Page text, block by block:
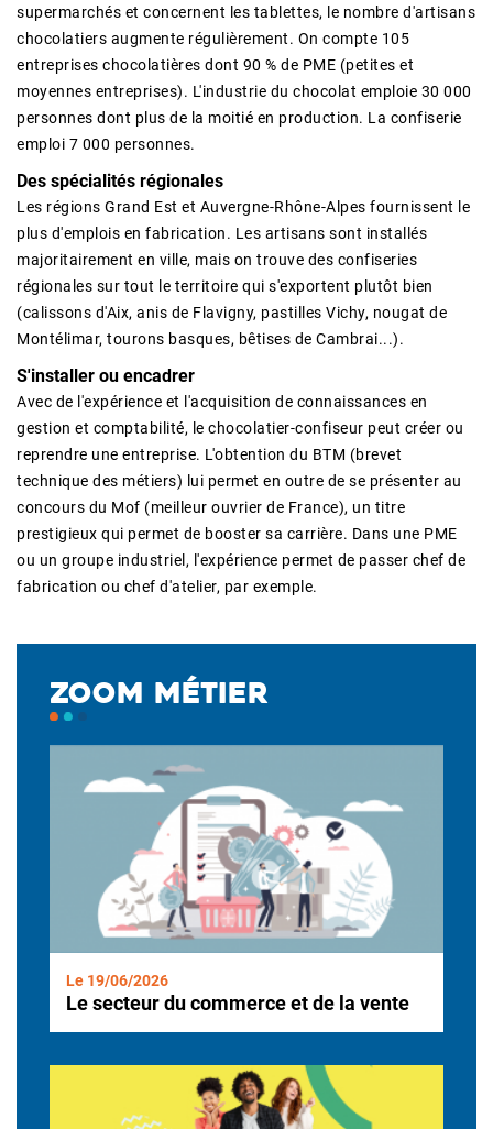
supermarchés et concernent les tablettes, le nombre d'artisans
chocolatiers augmente régulièrement. On compte 105
entreprises chocolatières dont 90 % de PME (petites et
moyennes entreprises). L'industrie du chocolat emploie 30 000
personnes dont plus de la moitié en production. La confiserie
emploi 7 000 personnes.
Des spécialités régionales
Les régions Grand Est et Auvergne-Rhône-Alpes fournissent le
plus d'emplois en fabrication. Les artisans sont installés
majoritairement en ville, mais on trouve des confiseries
régionales sur tout le territoire qui s'exportent plutôt bien
(calissons d'Aix, anis de Flavigny, pastilles Vichy, nougat de
Montélimar, tourons basques, bêtises de Cambrai...).
S'installer ou encadrer
Avec de l'expérience et l'acquisition de connaissances en
gestion et comptabilité, le chocolatier-confiseur peut créer ou
reprendre une entreprise. L'obtention du BTM (brevet
technique des métiers) lui permet en outre de se présenter au
concours du Mof (meilleur ouvrier de France), un titre
prestigieux qui permet de booster sa carrière. Dans une PME
ou un groupe industriel, l'expérience permet de passer chef de
fabrication ou chef d'atelier, par exemple.
ZOOM MÉTIER
Le 19/06/2026
Le secteur du commerce et de la vente